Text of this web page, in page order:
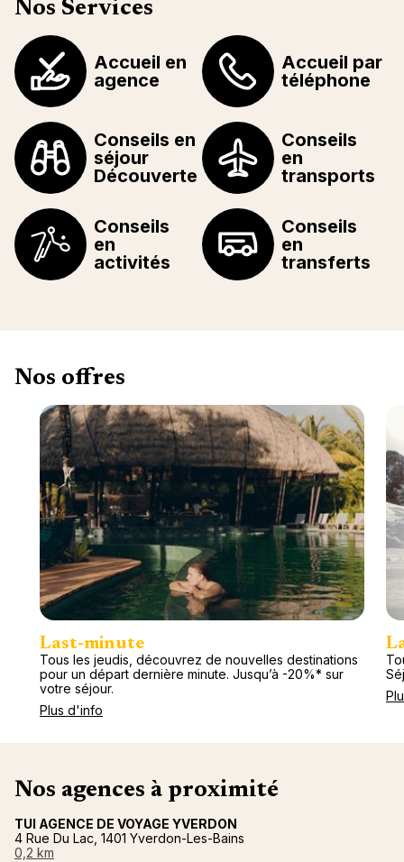
Nos Services
Accueil en
agence
Accueil par
téléphone
Conseils en
séjour
Découverte
Conseils
en
transports
Conseils
en
activités
Conseils
en
transferts
Nos offres
Last-minute
Tous les jeudis, découvrez de nouvelles destinations
pour un départ dernière minute. Jusqu’à -20%* sur
votre séjour.
Plus d'info
Nos agences à proximité
TUI AGENCE DE VOYAGE YVERDON
4 Rue Du Lac, 1401 Yverdon-Les-Bains
0,2 km